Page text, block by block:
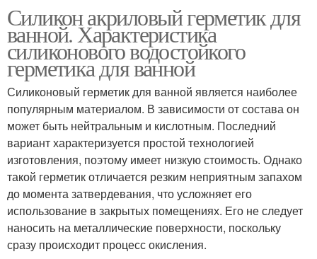
Силикон акриловый герметик для
ванной. Характеристика
силиконового водостойкого
герметика для ванной
Силиконовый герметик для ванной является наиболее
популярным материалом. В зависимости от состава он
может быть нейтральным и кислотным. Последний
вариант характеризуется простой технологией
изготовления, поэтому имеет низкую стоимость. Однако
такой герметик отличается резким неприятным запахом
до момента затвердевания, что усложняет его
использование в закрытых помещениях. Его не следует
наносить на металлические поверхности, поскольку
сразу происходит процесс окисления.